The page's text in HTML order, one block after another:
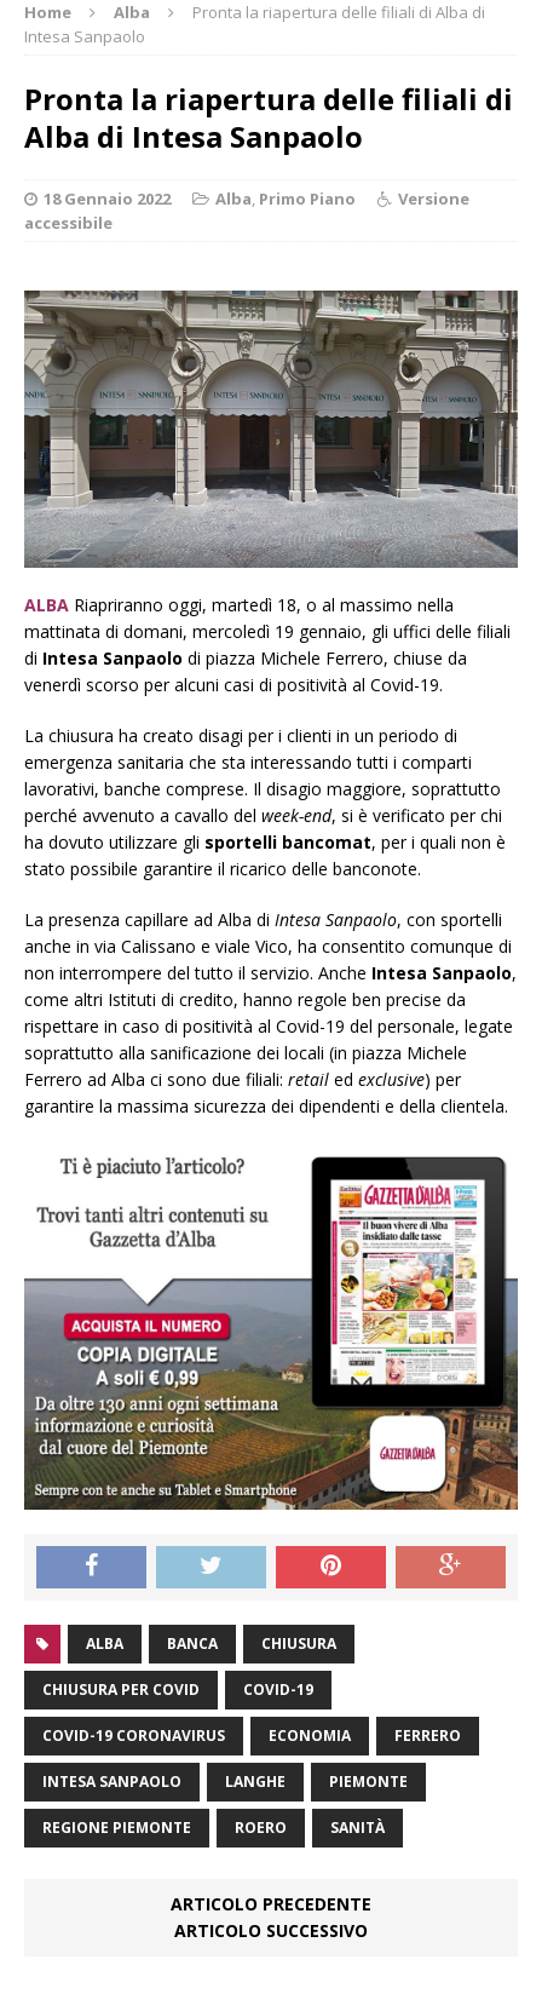
Home Alba
Pronta la riapertura delle filiali di Alba di
Intesa Sanpaolo
Pronta la riapertura delle filiali di
Alba di Intesa Sanpaolo
18 Gennaio 2022 Alba, Primo Piano
Versione
accessibile
ALBA Riapriranno oggi, martedì 18, o al massimo nella
mattinata di domani, mercoledì 19 gennaio, gli uffici delle filiali
di Intesa Sanpaolo di piazza Michele Ferrero, chiuse da
venerdì scorso per alcuni casi di positività al Covid-19.
La chiusura ha creato disagi per i clienti in un periodo di
emergenza sanitaria che sta interessando tutti i comparti
lavorativi, banche comprese. Il disagio maggiore, soprattutto
perché avvenuto a cavallo del week-end, si è verificato per chi
ha dovuto utilizzare gli sportelli bancomat, per i quali non è
stato possibile garantire il ricarico delle banconote.
La presenza capillare ad Alba di Intesa Sanpaolo, con sportelli
anche in via Calissano e viale Vico, ha consentito comunque di
non interrompere del tutto il servizio. Anche Intesa Sanpaolo,
come altri Istituti di credito, hanno regole ben precise da
rispettare in caso di positività al Covid-19 del personale, legate
soprattutto alla sanificazione dei locali (in piazza Michele
Ferrero ad Alba ci sono due filiali: retail ed exclusive) per
garantire la massima sicurezza dei dipendenti e della clientela.
ALBA BANCA CHIUSURA
CHIUSURA PER COVID COVID-19
COVID-19 CORONAVIRUS ECONOMIA FERRERO
INTESA SANPAOLO LANGHE PIEMONTE
REGIONE PIEMONTE ROERO SANITÀ
ARTICOLO PRECEDENTE
ARTICOLO SUCCESSIVO